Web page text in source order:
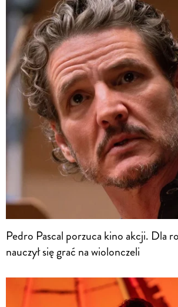
Pedro Pascal porzuca kino akcji. Dla
nauczył się grać na wiolonczeli